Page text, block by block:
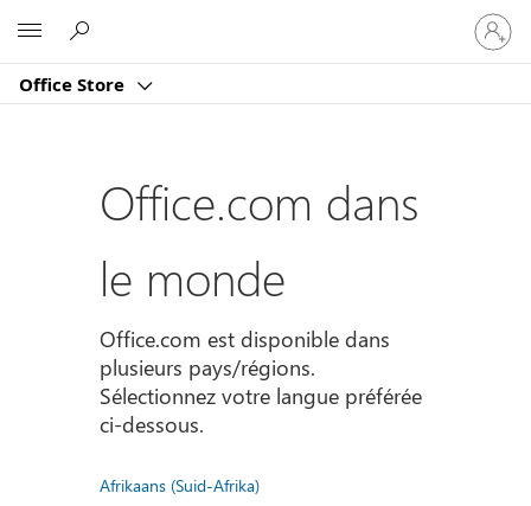
Office Store
vous
à
compte
Office.com dans
le monde
Office.com est disponible dans
plusieurs pays/régions.
Sélectionnez votre langue préférée
ci-dessous.
Afrikaans (Suid-Afrika)